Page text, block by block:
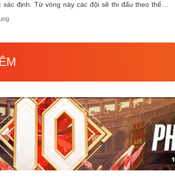
xác định. Từ vòng này các đội sẽ thi đấu theo thể